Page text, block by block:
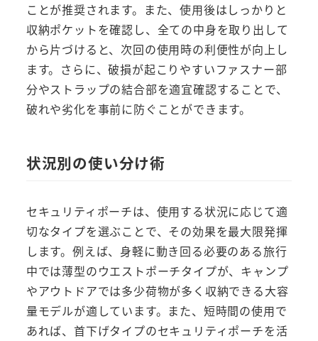
ことが推奨されます。また、使用後はしっかりと
収納ポケットを確認し、全ての中身を取り出して
から片づけると、次回の使用時の利便性が向上し
ます。さらに、破損が起こりやすいファスナー部
分やストラップの結合部を適宜確認することで、
破れや劣化を事前に防ぐことができます。
状況別の使い分け術
セキュリティポーチは、使用する状況に応じて適
切なタイプを選ぶことで、その効果を最大限発揮
します。例えば、身軽に動き回る必要のある旅行
中では薄型のウエストポーチタイプが、キャンプ
やアウトドアでは多少荷物が多く収納できる大容
量モデルが適しています。また、短時間の使用で
あれば、首下げタイプのセキュリティポーチを活